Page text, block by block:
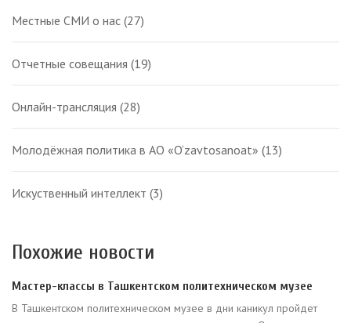
Местные СМИ о нас (27)
Отчетные совещания (19)
Онлайн-трансляция (28)
Молодёжная политика в АО «O‘zavtosanoat» (13)
Искуственный интеллект (3)
Похожие новости
Мастер-классы в Ташкентском политехническом музее
В Ташкентском политехническом музее в дни каникул пройдет